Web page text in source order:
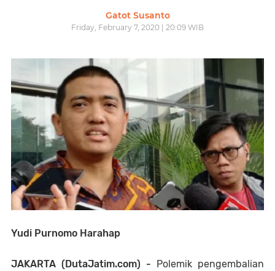
Gatot Susanto
Friday, February 7, 2020 | 20:09 WIB
Yudi Purnomo Harahap
JAKARTA (DutaJatim.com) - Polemik pengembalian